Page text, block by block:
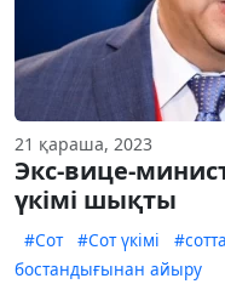
21 қараша, 2023
Экс-вице-
үкімі шықты
#Сот #Сот үкімі
бостандығынан айыру